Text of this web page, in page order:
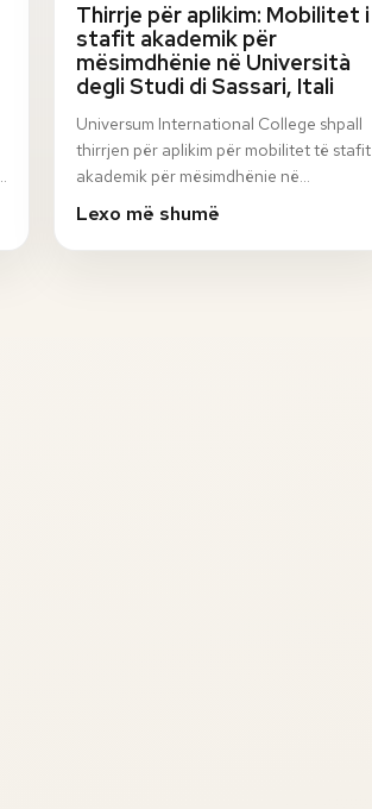
Thirrje për aplikim: Mobilitet i
stafit akademik për
mësimdhënie në Università
degli Studi di Sassari, Itali
Universum International College shpall
thirrjen për aplikim për mobilitet të stafit
akademik për mësimdhënie në
Università degli Studi di Sassari, Itali, në
Lexo më shumë